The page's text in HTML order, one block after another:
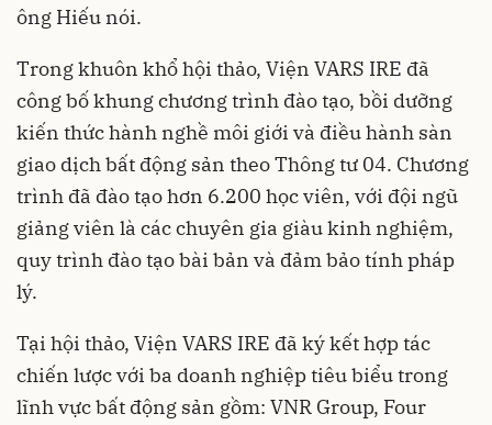
ông Hiếu nói.
Trong khuôn khổ hội thảo, Viện VARS IRE đã
công bố khung chương trình đào tạo, bồi dưỡng
kiến thức hành nghề môi giới và điều hành sàn
giao dịch bất động sản theo Thông tư 04. Chương
trình đã đào tạo hơn 6.200 học viên, với đội ngũ
giảng viên là các chuyên gia giàu kinh nghiệm,
quy trình đào tạo bài bản và đảm bảo tính pháp
lý.
Tại hội thảo, Viện VARS IRE đã ký kết hợp tác
chiến lược với ba doanh nghiệp tiêu biểu trong
lĩnh vực bất động sản gồm: VNR Group, Four